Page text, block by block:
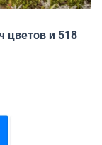
цветов и 518